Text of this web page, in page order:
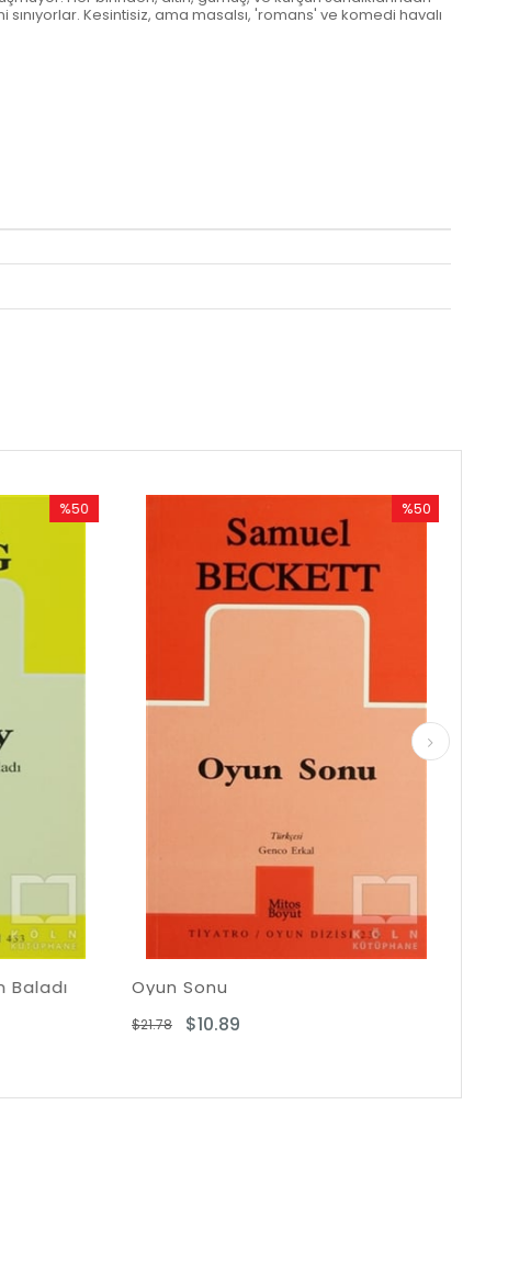
Kesintisiz, ama masalsı, 'romans' ve komedi havalı
Sonu
İndirim
%50İndirim